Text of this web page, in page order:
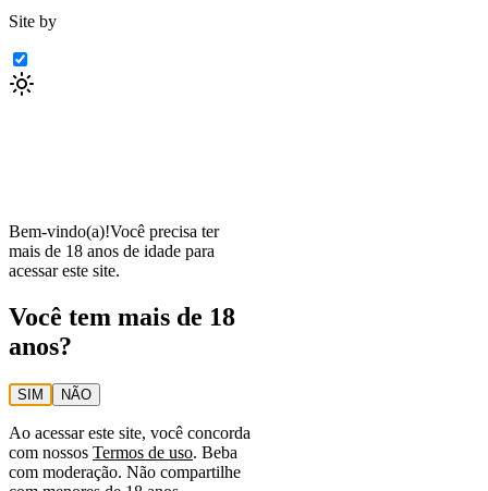
Site by
Bem-vindo(a)!Você precisa ter
mais de 18 anos de idade para
acessar este site.
Você tem mais de 18
anos?
SIM NÃO
Ao acessar este site, você concorda
com nossos Termos de uso. Beba
com moderação. Não compartilhe